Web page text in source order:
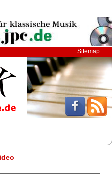
Sitemap